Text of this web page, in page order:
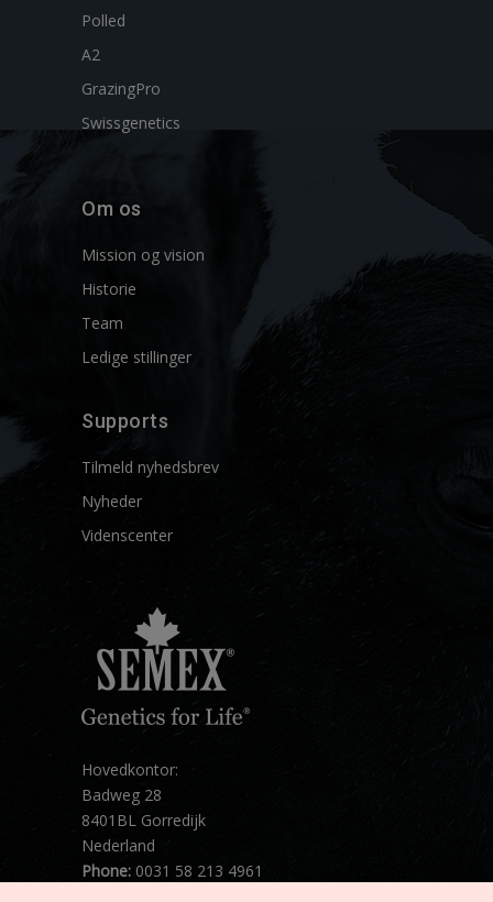
Polled
A2
GrazingPro
Swissgenetics
Om os
Mission og vision
Historie
Team
Ledige stillinger
Supports
Tilmeld nyhedsbrev
Nyheder
Videnscenter
Hovedkontor:
Badweg 28
8401BL Gorredijk
Nederland
Phone: 0031 58 213 4961